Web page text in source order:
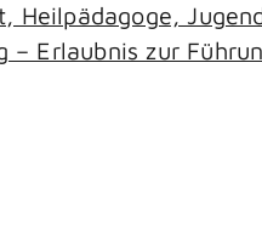
Heilpädagoge,
– Erlaubnis zur